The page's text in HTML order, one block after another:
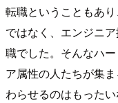
転職ということもあ
ではなく、エンジニ
職でした。そんなハ
ア属性の人たちが集
わらせるのはもった